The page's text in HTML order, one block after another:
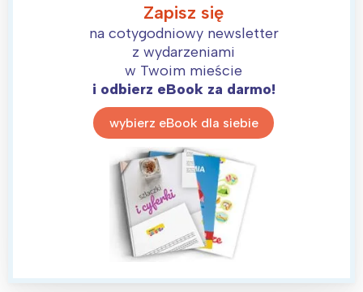
Zapisz się
na cotygodniowy newsletter
z wydarzeniami
w Twoim mieście
i odbierz eBook za darmo!
wybierz eBook dla siebie